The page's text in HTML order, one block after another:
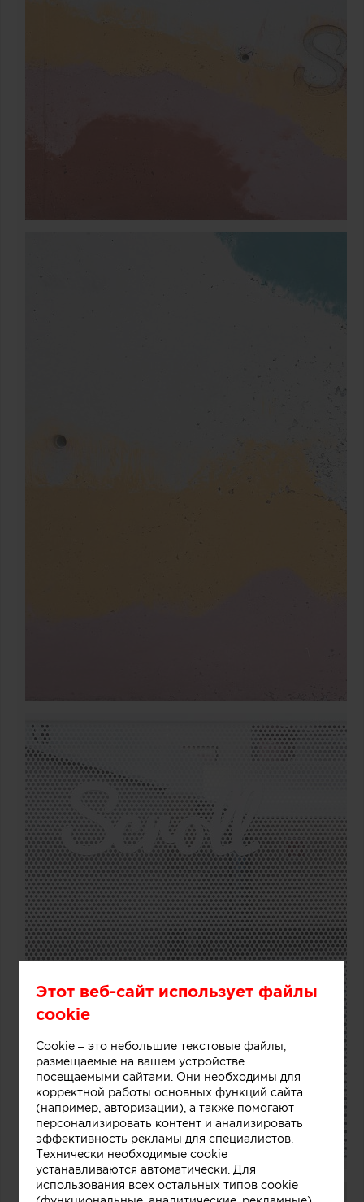
Этот веб-сайт использует файлы
cookie
Cookie – это небольшие текстовые файлы,
размещаемые на вашем устройстве
посещаемыми сайтами. Они необходимы для
корректной работы основных функций сайта
(например, авторизации), а также помогают
персонализировать контент и анализировать
эффективность рекламы для специалистов.
Технически необходимые cookie
устанавливаются автоматически. Для
использования всех остальных типов cookie